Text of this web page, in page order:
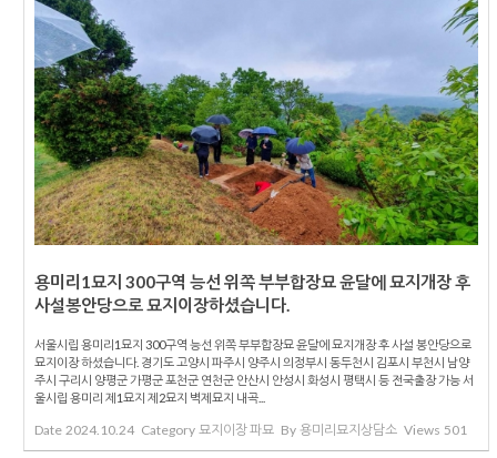
용미리1묘지 300구역 능선 위쪽 부부합장묘 윤달에 묘지개장 후
사설봉안당으로 묘지이장하셨습니다.
서울시립 용미리1묘지 300구역 능선 위쪽 부부합장묘 윤달에 묘지개장 후 사설 봉안당으로
묘지이장 하셨습니다. 경기도 고양시 파주시 양주시 의정부시 동두천시 김포시 부천시 남양
주시 구리시 양평군 가평군 포천군 연천군 안산시 안성시 화성시 평택시 등 전국출장 가능 서
울시립 용미리 제1묘지 제2묘지 벽제묘지 내곡...
Date 2024.10.24 Category 묘지이장 파묘 By 용미리묘지상담소 Views 501